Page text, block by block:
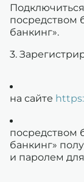
Подключиться
посредством
банкинг».
на сайте
посредством
банкинг»
и паролем